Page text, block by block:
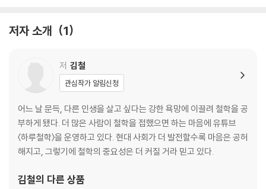
저자 소개 1
저 김철
관심작가 알림신청
어느 날 문득, 다른 인생을 살고 싶다는 강한 욕망에 이끌려 철학을 공
부하게 됐다. 더 많은 사람이 철학을 접했으면 하는 마음에 유튜브
〈하루철학〉을 운영하고 있다. 현대 사회가 더 발전할수록 마음은 공허
해지고, 그렇기에 철학의 중요성은 더 커질 거라 믿고 있다.
김철의 다른 상품